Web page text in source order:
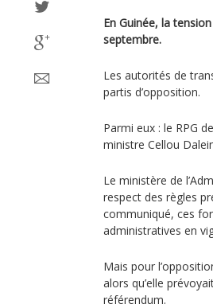
En Guinée, la
septembre.
Les autorités de
partis d’opposition.
Parmi eux : le RPG
ministre Cellou
Le ministère de
respect des règles
communiqué, ces
administratives en
Mais pour
alors qu’elle
référendum.